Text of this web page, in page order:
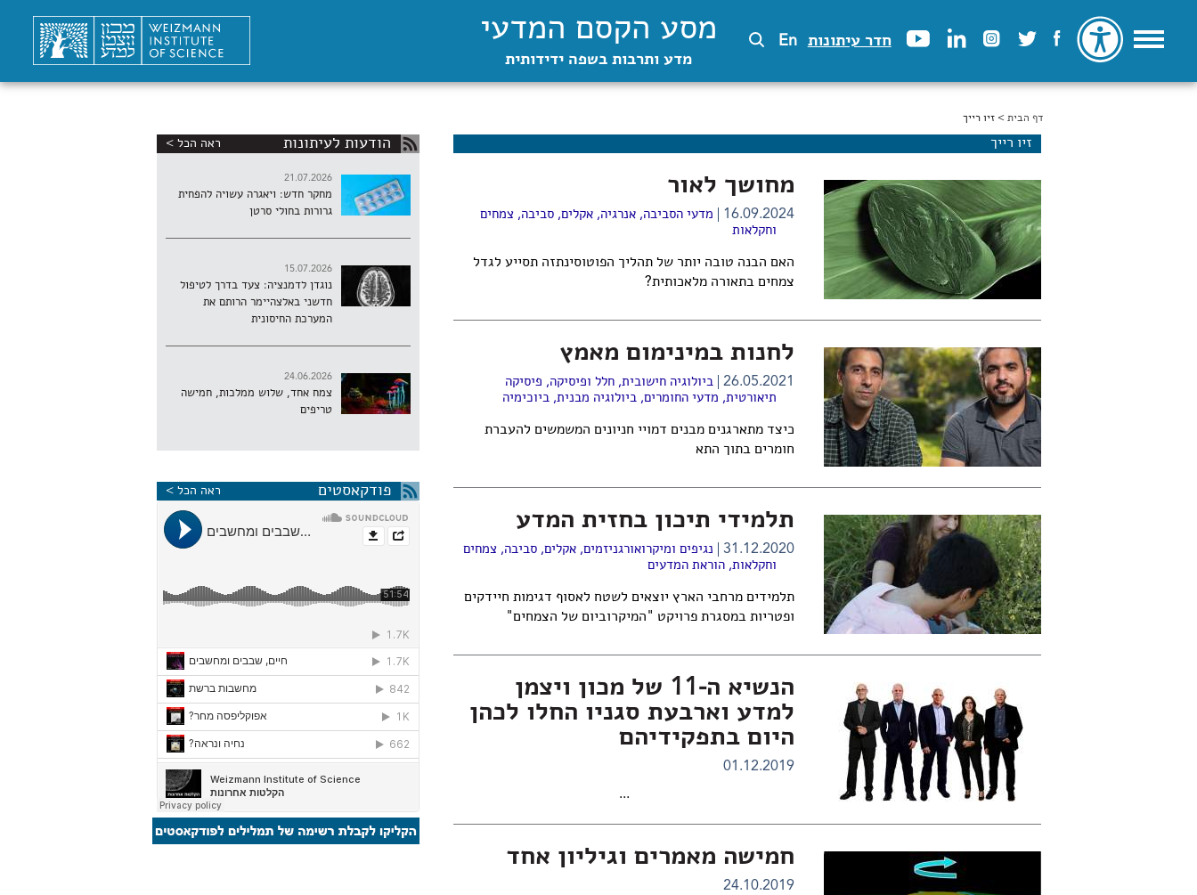
חדר עיתונות En מסע הקסם המדעי
מדע ותרבות בשפה ידידותית
הינך נמצא כאן
דף הבית > זיו רייך
זיו רייך
מחושך לאור
16.09.2024 מדעי הסביבה,אנרגיה,אקלים,סביבה,צמחים
וחקלאות
האם הבנה טובה יותר של תהליך הפוטוסינתזה תסייע לגדל
צמחים בתאורה מלאכותית?
לחנות במינימום מאמץ
26.05.2021 ביולוגיה חישובית,חלל ופיסיקה, פיסיקה
תיאורטית, מדעי החומרים,ביולוגיה מבנית,ביוכימיה
כיצד מתארגנים מבנים דמויי חניונים המשמשים להעברת
חומרים בתוך התא
תלמידי תיכון בחזית המדע
31.12.2020 נגיפים ומיקרואורגניזמים,אקלים,סביבה,צמחים
וחקלאות,הוראת המדעים
תלמידים מרחבי הארץ יוצאים לשטח לאסוף דגימות חיידקים
ופטריות במסגרת פרויקט "המיקרוביום של הצמחים"
הנשיא ה-11 של מכון ויצמן
למדע וארבעת סגניו החלו לכהן
היום בתפקידיהם
01.12.2019
...
חמישה מאמרים וגיליון אחד
24.10.2019
הודעות לעיתונות ראה הכל >
21.07.2026
מחקר חדש: ויאגרה עשויה להפחית
גרורות בחולי סרטן
15.07.2026
נוגדן לדמנציה: צעד בדרך לטיפול
חדשני באלצהיימר הרותם את
המערכת החיסונית
24.06.2026
צמח אחד, שלוש ממלכות, חמישה
טריפים
פודקאסטים ראה הכל >